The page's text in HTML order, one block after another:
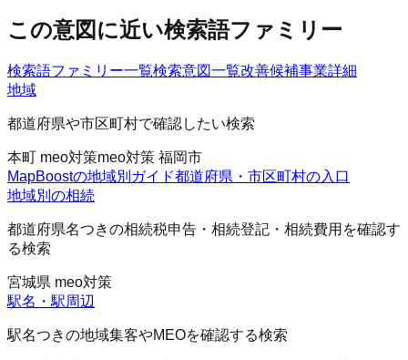
この意図に近い検索語ファミリー
検索語ファミリー一覧検索意図一覧改善候補事業詳細
地域
都道府県や市区町村で確認したい検索
本町 meo対策meo対策 福岡市
MapBoostの地域別ガイド都道府県・市区町村の入口
地域別の相続
都道府県名つきの相続税申告・相続登記・相続費用を確認す
る検索
宮城県 meo対策
駅名・駅周辺
駅名つきの地域集客やMEOを確認する検索